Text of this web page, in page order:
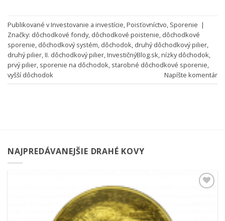
Publikované vInvestovanie a investície,Poisťovníctvo, Sporenie |
Značky: dôchodkové fondy, dôchodkové poistenie, dôchodkové
sporenie, dôchodkový systém, dôchodok, druhý dôchodkový pilier,
druhý pilier,II. dôchodkový pilier,InvestičnýBlog.sk,nízky dôchodok,
prvý pilier, sporenie na dôchodok, starobné dôchodkové sporenie,
vyšší dôchodok
Napíšte komentár
NAJPREDÁVANEJŠIE DRAHÉ KOVY